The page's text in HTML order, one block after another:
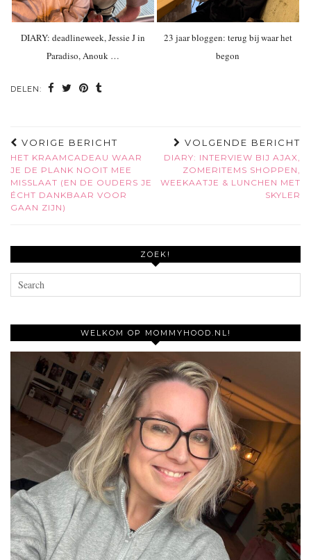
DIARY: deadlineweek, Jessie J in
Paradiso, Anouk …
23 jaar bloggen: terug bij waar het
begon
DELEN:
VORIGE BERICHT
HET KRAAMCADEAU WAAR
JE DE PLANK NOOIT MEE
MISSLAAT (EN DE OUDERS JE
ÉCHT DANKBAAR VOOR
GAAN ZIJN)
VOLGENDE BERICHT
DIARY: INTERVIEW BIJ AJAX,
ZOMERITEMS SHOPPEN,
WEEKAATJE & LUNCHEN MET
SKYLER
ZOEK!
WELKOM OP MOMMYHOOD.NL!